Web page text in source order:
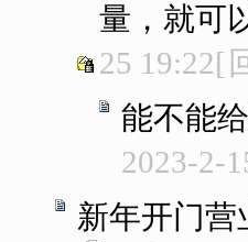
量，就可
25 19:22[
能不能
2023-2-
新年开门营